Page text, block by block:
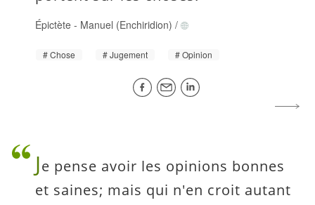
Épictète - Manuel (Enchiridion) /
Chose Jugement Opinion
Je pense avoir les opinions bonnes
et saines; mais qui n'en croit autant